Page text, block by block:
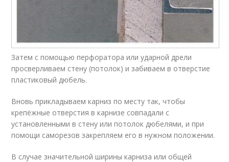
Затем с помощью перфоратора или ударной дрели
просверливаем стену (потолок) и забиваем в отверстие
пластиковый дюбель.
Вновь прикладываем карниз по месту так, чтобы
крепёжные отверстия в карнизе совпадали с
установленными в стену или потолок дюбелями, и при
помощи саморезов закрепляем его в нужном положении.
В случае значительной ширины карниза или общей